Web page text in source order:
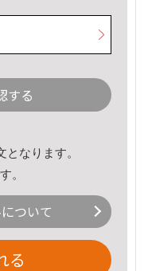
する
なります。
。
ついて
る